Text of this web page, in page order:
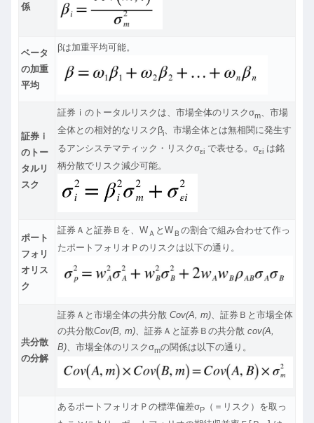
係
ベータ
の加重
平均
βは加重平均可能。
証券ｉ
のトー
タルリ
スク
証券ｉのトータルリスクは、市場全体のリスクσm
、市場
全体との相対的なリスクβi、市場全体とは無相関に発生す
るアンシステマティック・リスクσεi で表せる。σεi は銘
柄分散でリスク減少可能。
ポート
フォリ
オリス
ク
証券Ａと証券Ｂを、W Ａ とWＢ の割合で組み合わせて作っ
たポートフォリオＰのリスクは以下の通り。
共分散
の分解
証券Ａと市場全体の共分散 Cov(A, m) 、証券Ｂと市場全体
の共分散Cov(B, m) 、証券Ａと証券Ｂの共分散 cov(A,
B) 、市場全体のリスクσmの関係は以下の通り。
あるポートフォリオＰの標準偏差σP
（＝リスク）を取っ